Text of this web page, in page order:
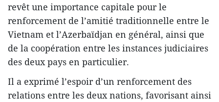
revêt une importance capitale pour le
renforcement de l’amitié traditionnelle entre le
Vietnam et l’Azerbaïdjan en général, ainsi que
de la coopération entre les instances judiciaires
des deux pays en particulier.
Il a exprimé l’espoir d’un renforcement des
relations entre les deux nations, favorisant ainsi